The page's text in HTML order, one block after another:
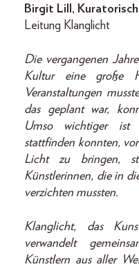
Birgit Lill,
Leitung Klanglicht
Die vergangenen
Kultur eine große
Veranstaltungen
das geplant war,
Umso wichtiger ist
stattfinden konnten,
Licht zu bringen,
Künstlerinnen, die in
verzichten mussten.
Klanglicht, das
verwandelt
Künstlern aus aller